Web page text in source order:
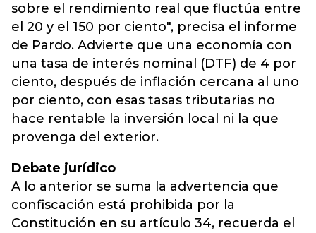
sobre el rendimiento real que fluctúa entre
el 20 y el 150 por ciento", precisa el informe
de Pardo. Advierte que una economía con
una tasa de interés nominal (DTF) de 4 por
ciento, después de inflación cercana al uno
por ciento, con esas tasas tributarias no
hace rentable la inversión local ni la que
provenga del exterior.
Debate jurídico
A lo anterior se suma la advertencia que
confiscación está prohibida por la
Constitución en su artículo 34, recuerda el